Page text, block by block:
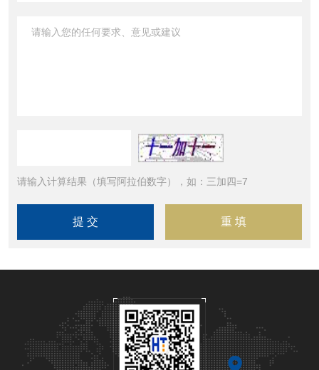
请输入计算结果（填写阿拉伯数字），如：三加四=7